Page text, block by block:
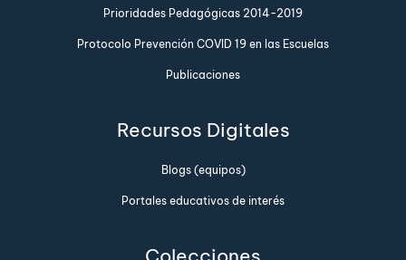
Prioridades Pedagógicas 2014-2019
Protocolo Prevención COVID 19 en las Escuelas
Publicaciones
Recursos Digitales
Blogs (equipos)
Portales educativos de interés